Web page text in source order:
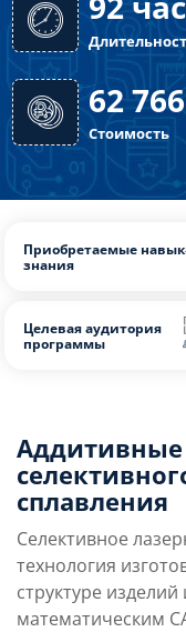
92
Приобретаемые
Целевая
программы
Аддитивные
сплавления
Селективное
технология
структуре
математическим